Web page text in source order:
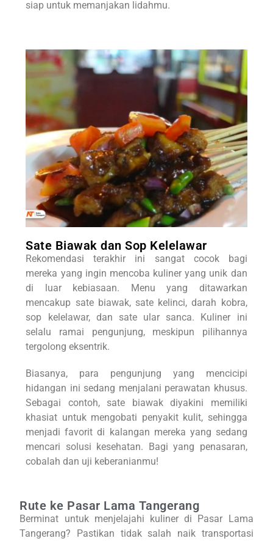
siap untuk memanjakan lidahmu.
Sate Biawak dan Sop Kelelawar
Rekomendasi terakhir ini sangat cocok bagi
mereka yang ingin mencoba kuliner yang unik dan
di luar kebiasaan. Menu yang ditawarkan
mencakup sate biawak, sate kelinci, darah kobra,
sop kelelawar, dan sate ular sanca. Kuliner ini
selalu ramai pengunjung, meskipun pilihannya
tergolong eksentrik.
Biasanya, para pengunjung yang mencicipi
hidangan ini sedang menjalani perawatan khusus.
Sebagai contoh, sate biawak diyakini memiliki
khasiat untuk mengobati penyakit kulit, sehingga
menjadi favorit di kalangan mereka yang sedang
mencari solusi kesehatan. Bagi yang penasaran,
cobalah dan uji keberanianmu!
Rute ke Pasar Lama Tangerang
Berminat untuk menjelajahi kuliner di Pasar Lama
Tangerang? Pastikan tidak salah naik transportasi